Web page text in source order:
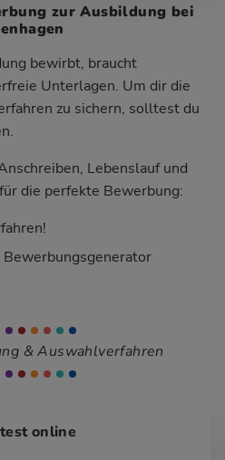
zur Ausbildung bei
bewirbt, braucht
Unterlagen. Um dir die
zu sichern, solltest du
Lebenslauf und
die perfekte Bewerbung:
& Auswahlverfahren
online